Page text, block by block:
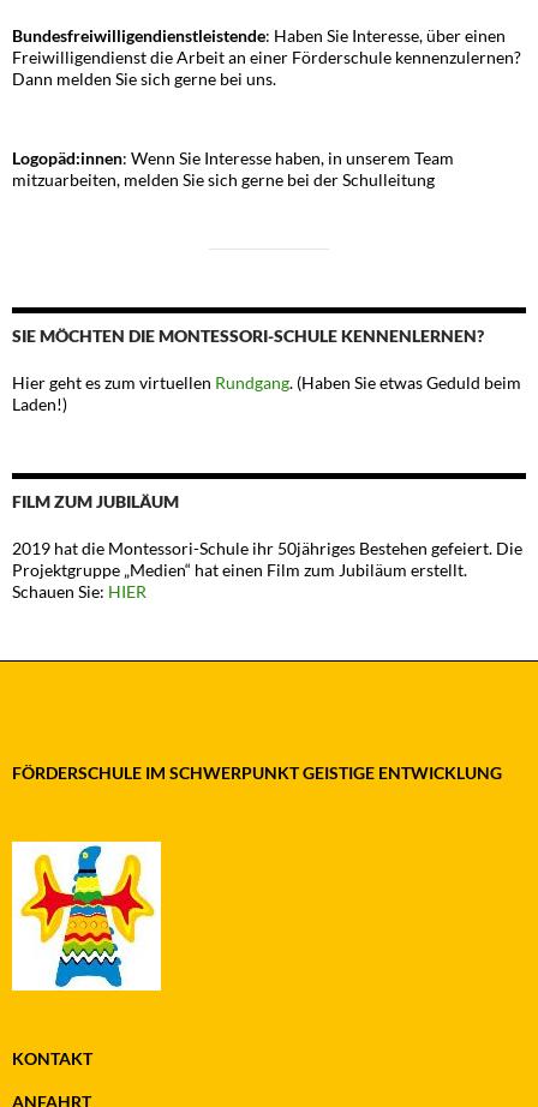
Bundesfreiwilligendienstleistende: Haben Sie Interesse, über einen
Freiwilligendienst die Arbeit an einer Förderschule kennenzulernen?
Dann melden Sie sich gerne bei uns.
Logopäd:innen: Wenn Sie Interesse haben, in unserem Team
mitzuarbeiten, melden Sie sich gerne bei der Schulleitung
SIE MÖCHTEN DIE MONTESSORI-SCHULE KENNENLERNEN?
Hier geht es zum virtuellen Rundgang. (Haben Sie etwas Geduld beim
Laden!)
FILM ZUM JUBILÄUM
2019 hat die Montessori-Schule ihr 50jähriges Bestehen gefeiert. Die
Projektgruppe „Medien“ hat einen Film zum Jubiläum erstellt.
Schauen Sie: HIER
FÖRDERSCHULE IM SCHWERPUNKT GEISTIGE ENTWICKLUNG
KONTAKT
ANFAHRT